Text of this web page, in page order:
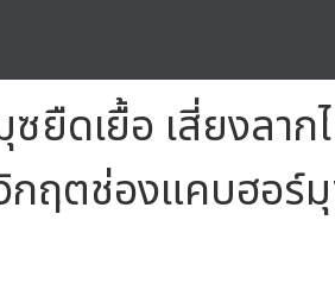
ยืดเยื้อ เสี่ยงลา
กฤตช่องแคบฮอร์